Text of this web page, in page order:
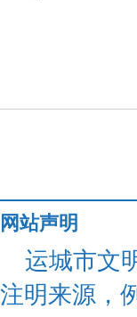
网站声明
运城市文
注明来源，